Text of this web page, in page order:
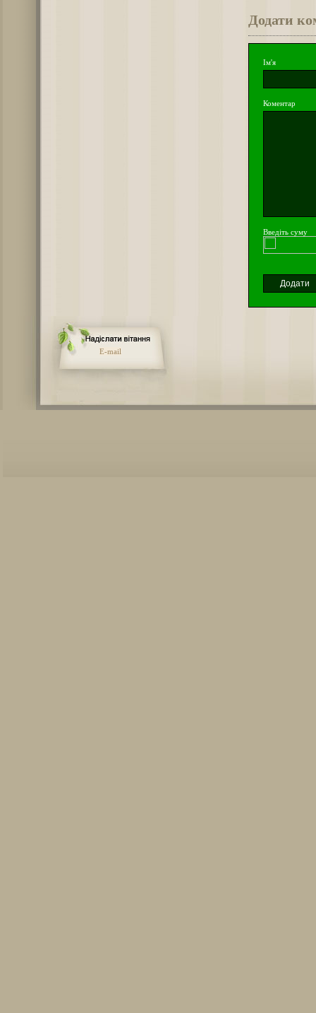
Додати
Ім'я
Коментар
Введіть суму
E-mail